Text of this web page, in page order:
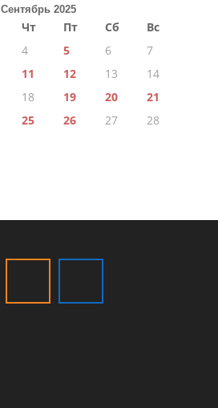
Сентябрь 2025
Чт Пт Сб
Вс
4 5 6
7
11 12 13
14
18 19 20
21
25 26 27
28